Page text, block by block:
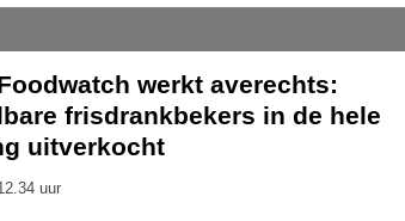
werkt averechts:
frisdrankbekers in de hele
uitverkocht
uur